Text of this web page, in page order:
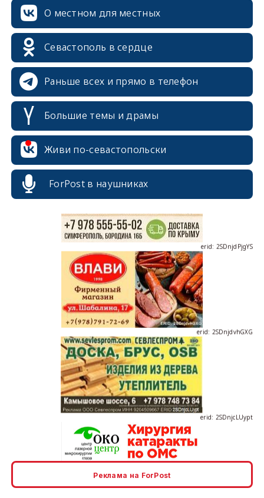
О местном для местных
Севастополь в сердце
Раньше всех и прямо в телефон
Большие темы и драмы
Живи по-севастопольски
ForPost в наушниках
erid: 2SDnjcrDNw6
erid: 2SDnjdvhGXG
Реклама на ForPost